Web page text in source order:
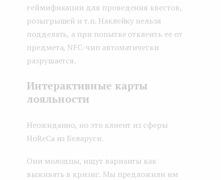
геймификации для проведения квестов,
розыгрышей и т.п. Наклейку нельзя
подделать, а при попытке отклеить ее от
предмета, NFC-чип автоматически
разрушается.
Интерактивные карты
лояльности
Неожиданно, но это клиент из сферы
HoReCa из Беларуси.
Они молодцы, ищут варианты как
выживать в кризис. Мы предложили им